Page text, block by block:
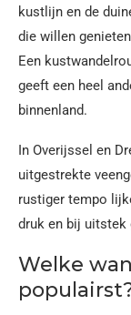
kustlijn en de
die willen
Een
geeft een heel
binnenland.
In Overijssel en
uitgestrekte
rustiger tempo
druk en bij
Welke